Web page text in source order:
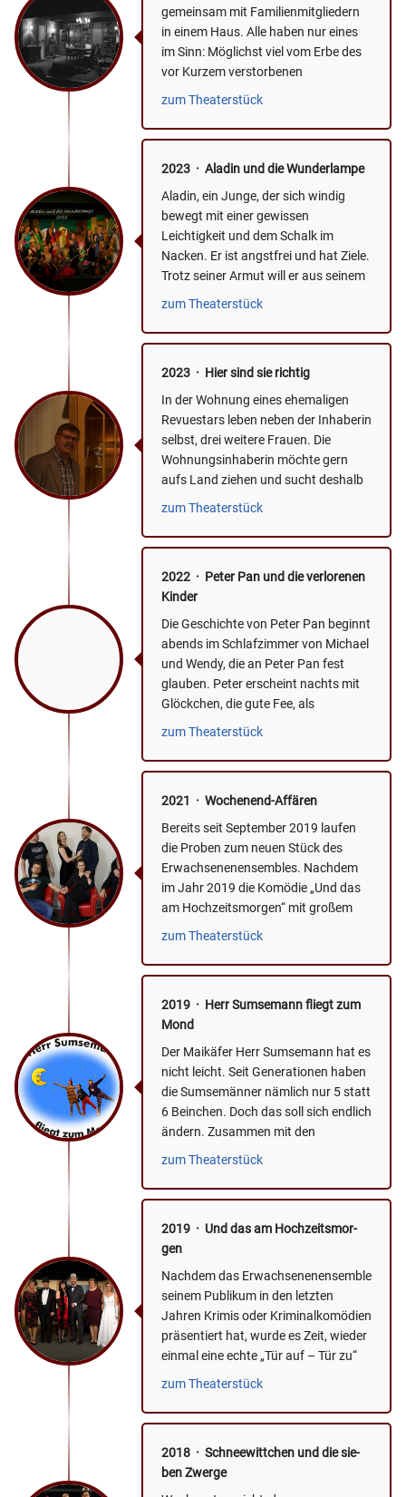
gemeinsam mit Familienmitgliedern
in einem Haus. Alle haben nur eines
im Sinn: Möglichst viel vom Erbe des
vor Kurzem verstorbenen
Familienoberhaupts zu...
zum Theaterstück
2023 · Aladin und die Wunderlampe
Aladin, ein Junge, der sich windig
bewegt mit einer gewissen
Leichtigkeit und dem Schalk im
Nacken. Er ist angstfrei und hat Ziele.
Trotz seiner Armut will er aus seinem
Leben etwas machen. Er lebt...
zum Theaterstück
2023 · Hier sind sie richtig
In der Wohnung eines ehemaligen
Revuestars leben neben der Inhaberin
selbst, drei weitere Frauen. Die
Wohnungsinhaberin möchte gern
aufs Land ziehen und sucht deshalb
einen solventen Nachmieter für...
zum Theaterstück
2022 · Peter Pan und die verlorenen
Kinder
Die Geschichte von Peter Pan beginnt
abends im Schlafzimmer von Michael
und Wendy, die an Peter Pan fest
glauben. Peter erscheint nachts mit
Glöckchen, die gute Fee, als
Lichtpunkt im Schlafzimmer....
zum Theaterstück
2021 · Wochenend-Affären
Bereits seit September 2019 laufen
die Proben zum neuen Stück des
Erwachsenenensembles. Nachdem
im Jahr 2019 die Komödie „Und das
am Hochzeitsmorgen“ mit großem
Erfolg aufgeführt wurde, befindet...
zum Theaterstück
2019 · Herr Sumsemann fliegt zum
Mond
Der Maikäfer Herr Sumsemann hat es
nicht leicht. Seit Generationen haben
die Sumsemänner nämlich nur 5 statt
6 Beinchen. Doch das soll sich endlich
ändern. Zusammen mit den
Menschenkindern Anne und...
zum Theaterstück
2019 · Und das am Hoch­zeits­mor­
gen
Nachdem das Erwachsenenensemble
seinem Publikum in den letzten
Jahren Krimis oder Kriminalkomödien
präsentiert hat, wurde es Zeit, wieder
einmal eine echte „Tür auf – Tür zu“
Komödie...
zum Theaterstück
2018 · Schnee­witt­chen und die sie­
ben Zwer­ge